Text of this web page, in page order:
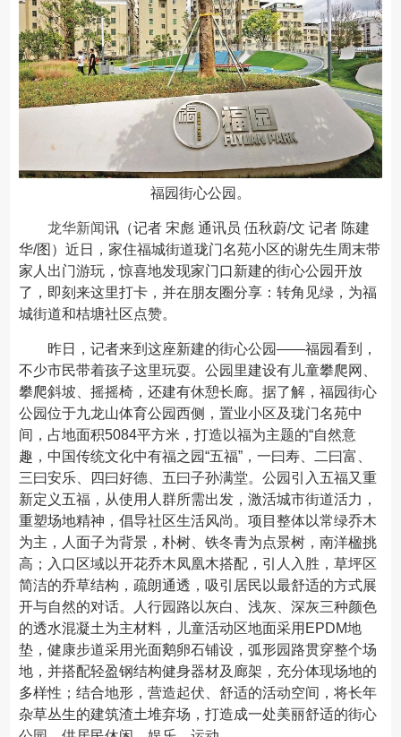
福园街心公园。
龙华新闻讯（记者 宋彪 通讯员 伍秋蔚/文 记者 陈建
华/图）近日，家住福城街道珑门名苑小区的谢先生周末带
家人出门游玩，惊喜地发现家门口新建的街心公园开放
了，即刻来这里打卡，并在朋友圈分享：转角见绿，为福
城街道和桔塘社区点赞。
昨日，记者来到这座新建的街心公园——福园看到，
不少市民带着孩子这里玩耍。公园里建设有儿童攀爬网、
攀爬斜坡、摇摇椅，还建有休憩长廊。据了解，福园街心
公园位于九龙山体育公园西侧，置业小区及珑门名苑中
间，占地面积5084平方米，打造以福为主题的“自然意
趣，中国传统文化中有福之园“五福”，一曰寿、二曰富、
三曰安乐、四曰好德、五曰子孙满堂。公园引入五福又重
新定义五福，从使用人群所需出发，激活城市街道活力，
重塑场地精神，倡导社区生活风尚。项目整体以常绿乔木
为主，人面子为背景，朴树、铁冬青为点景树，南洋楹挑
高；入口区域以开花乔木凤凰木搭配，引人入胜，草坪区
简洁的乔草结构，疏朗通透，吸引居民以最舒适的方式展
开与自然的对话。人行园路以灰白、浅灰、深灰三种颜色
的透水混凝土为主材料，儿童活动区地面采用EPDM地
垫，健康步道采用光面鹅卵石铺设，弧形园路贯穿整个场
地，并搭配轻盈钢结构健身器材及廊架，充分体现场地的
多样性；结合地形，营造起伏、舒适的活动空间，将长年
杂草丛生的建筑渣土堆弃场，打造成一处美丽舒适的街心